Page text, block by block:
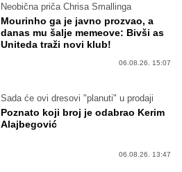
Neobična priča Chrisa Smallinga
Mourinho ga je javno prozvao, a
danas mu šalje memeove: Bivši as
Uniteda traži novi klub!
06.08.26. 15:07
Sada će ovi dresovi "planuti" u prodaji
Poznato koji broj je odabrao Kerim
Alajbegović
06.08.26. 13:47